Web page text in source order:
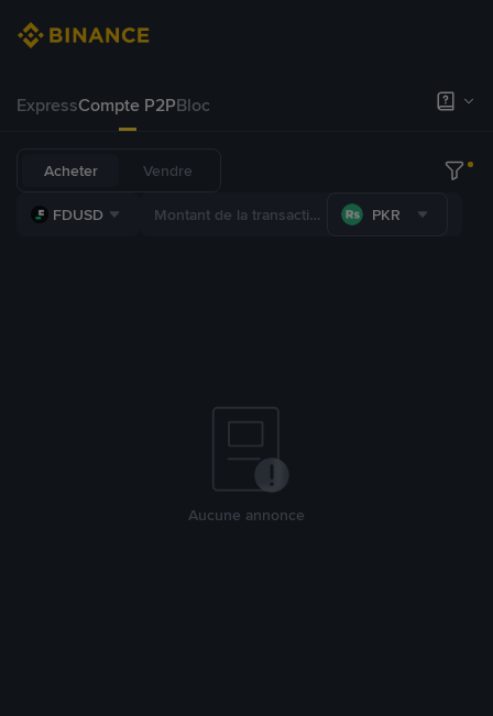
ExpressCompte P2PBloc
Acheter Vendre
FDUSD PKR
Aucune annonce